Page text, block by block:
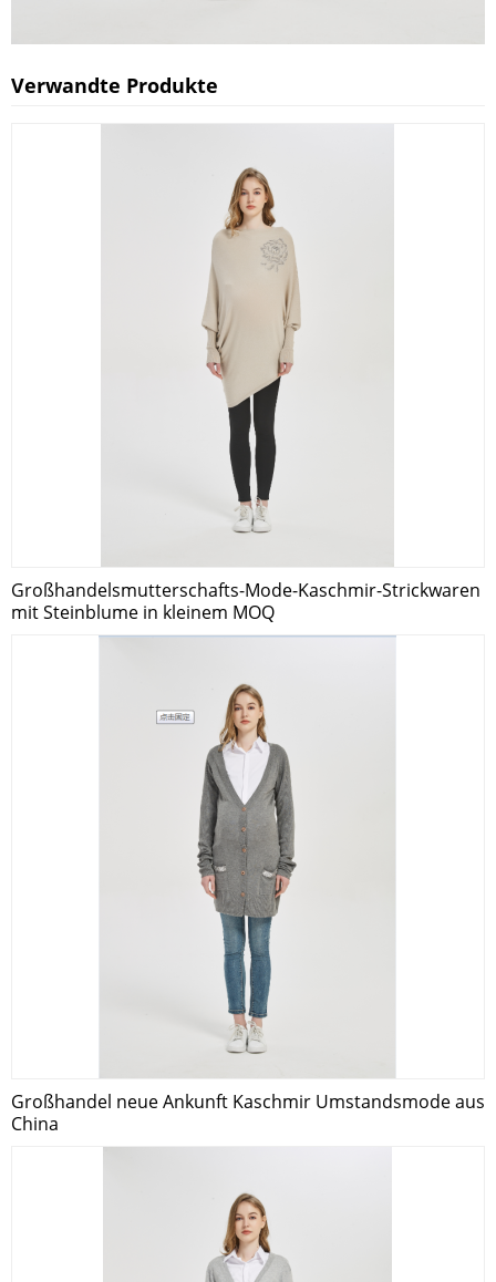
Verwandte Produkte
Großhandelsmutterschafts-Mode-Kaschmir-Strickwaren
mit Steinblume in kleinem MOQ
Großhandel neue Ankunft Kaschmir Umstandsmode aus
China